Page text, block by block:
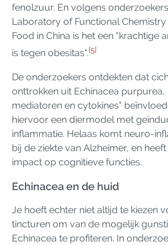
fenolzuur. En volgens
Laboratory of Functional
Food in China is het een "krachtige
is tegen obesitas".[5]
De onderzoekers ontdekten dat
onttrokken uit Echinacea
mediatoren en cytokines"
hiervoor een diermodel met
inflammatie. Helaas komt neuro-
bij de ziekte van Alzheimer, en
impact op cognitieve functies.
Echinacea en de huid
Je hoeft echter niet altijd te kiezen
tincturen om van de mogelijk
Echinacea te profiteren. In